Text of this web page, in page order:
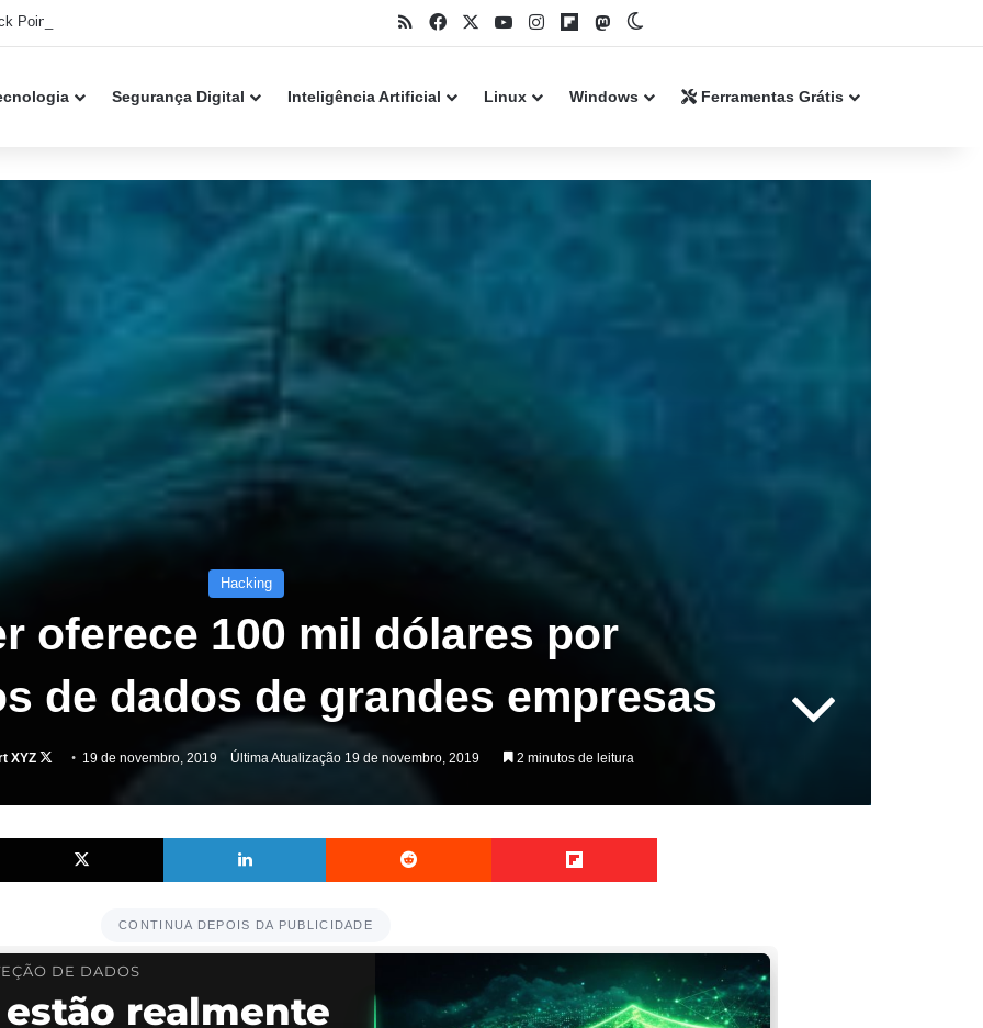
Point alerta para falha crítica em servidores RSSFacebookYouTubeInstagramFlipboard
Mastodon
Segurança Digital Inteligência Artificial Linux Windows Ferramentas Grátis
Hacking
oferece 100 mil dólares por
de dados de grandes empresas
XYZ
Follow
X
19 de novembro, 2019 Última Atualização 19 de novembro, 2019 2 minutos de leitura
X Linkedin Reddit Flipboard
CONTINUA DEPOIS DA PUBLICIDADE
DE DADOS
realmente